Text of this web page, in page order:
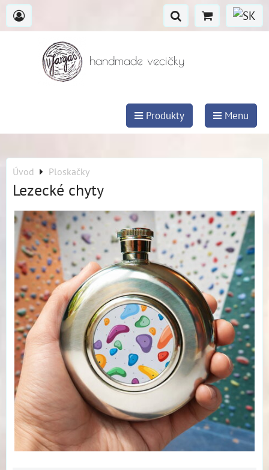
handmade vecičky
Produkty Menu
Úvod Ploskačky
Lezecké chyty